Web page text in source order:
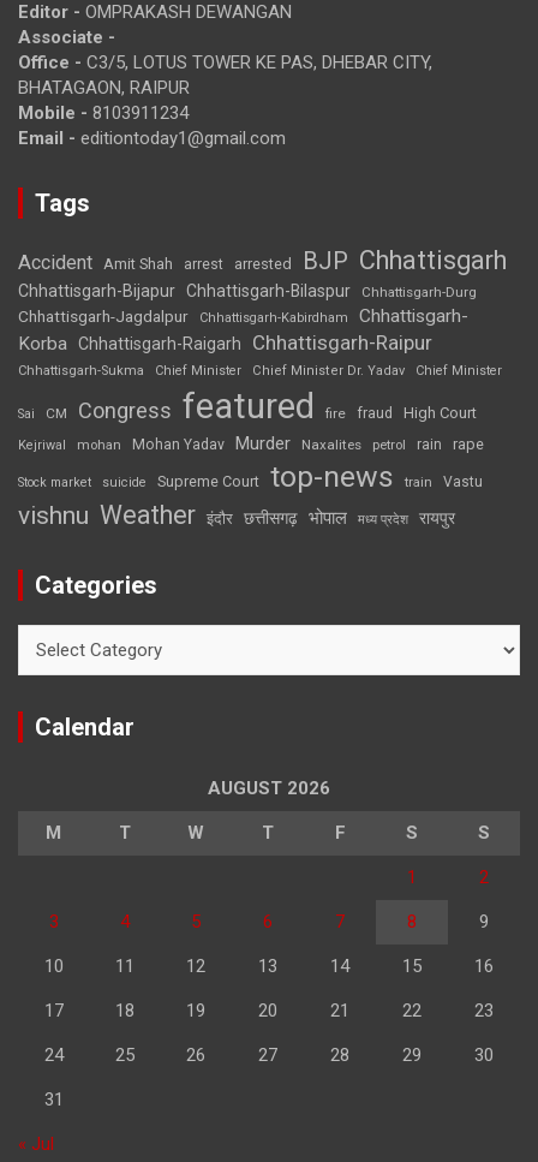
Editor - OMPRAKASH DEWANGAN
Associate -
Office - C3/5, LOTUS TOWER KE PAS, DHEBAR CITY,
BHATAGAON, RAIPUR
Mobile - 8103911234
Email - editiontoday1@gmail.com
Tags
Accident Amit Shah arrest arrested BJP Chhattisgarh
Chhattisgarh-Bijapur Chhattisgarh-Bilaspur Chhattisgarh-Durg
Chhattisgarh-Jagdalpur Chhattisgarh-Kabirdham
Chhattisgarh-
Korba Chhattisgarh-Raigarh Chhattisgarh-Raipur
Chhattisgarh-Sukma Chief Minister Chief Minister Dr. Yadav Chief Minister
Sai CM Congress featured fire fraud High Court
Kejriwal mohan Mohan Yadav Murder Naxalites petrol rain rape
Stock market suicide Supreme Court top-news train Vastu
vishnu Weather इंदौर छत्तीसगढ़ भोपाल मध्य प्रदेश रायपुर
Categories
Calendar
AUGUST 2026
M T W T F S S
1 2
3 4 5 6 7 8 9
10 11 12 13 14 15 16
17 18 19 20 21 22 23
24 25 26 27 28 29 30
31
« Jul